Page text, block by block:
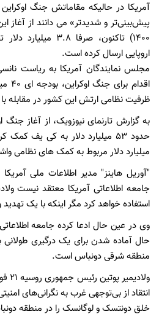
آمریکا در حالیکه مقاماتش جنگ
۱۴۰۰) تاکنون، صرفا
اروپایی ارسال کرده است.
مجلس نمایندگان آمریکا به ریاست
ظرفیت نظامی ارتش این کشور در مقابله
میلیارد دلار مربوط به کمک های نظامی
"آوریل هاینز" مدیر اطلاعات ملی
جامعه اطلاعاتی آمریکا معتقد نیست
استفاده خواهد کرد مگر اینکه با یک
وی در عین حال ادعا کرده جامعه
حال آماده شدن برای یک درگیری طولانی
منطقه شرقی دونباس است.
انتقاد از بی‌توجهی غرب به نگرانی‌های
خلق دونتسک و لوگانسک را در منطقه